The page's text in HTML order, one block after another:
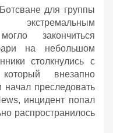
для группы
закончиться
на небольшом
столкнулись с
внезапно
преследовать
инцидент попал
распространилось